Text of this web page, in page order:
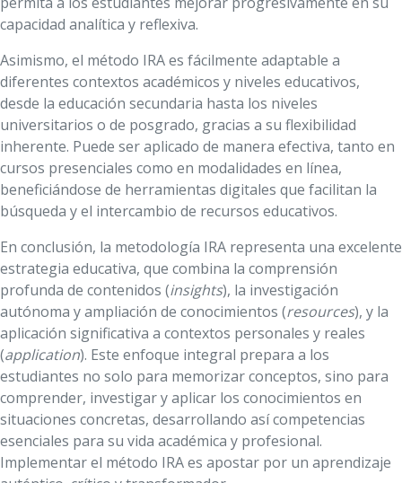
capacidad analítica y reflexiva.
Asimismo, el método IRA es fácilmente adaptable a
diferentes contextos académicos y niveles educativos,
desde la educación secundaria hasta los niveles
universitarios o de posgrado, gracias a su flexibilidad
inherente. Puede ser aplicado de manera efectiva, tanto en
cursos presenciales como en modalidades en línea,
beneficiándose de herramientas digitales que facilitan la
búsqueda y el intercambio de recursos educativos.
En conclusión, la metodología IRA representa una excelente
estrategia educativa, que combina la comprensión
profunda de contenidos (insights), la investigación
autónoma y ampliación de conocimientos (resources), y la
aplicación significativa a contextos personales y reales
(application). Este enfoque integral prepara a los
estudiantes no solo para memorizar conceptos, sino para
comprender, investigar y aplicar los conocimientos en
situaciones concretas, desarrollando así competencias
esenciales para su vida académica y profesional.
Implementar el método IRA es apostar por un aprendizaje